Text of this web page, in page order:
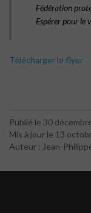
Fédération
Espérer pour le
Télécharger le flyer
Publié le 30
Mis à jour le 13
Auteur : Jean-